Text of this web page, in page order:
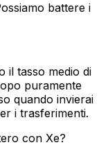
battere i
il tasso medio di
puramente
quando invierai
i trasferimenti.
con Xe?